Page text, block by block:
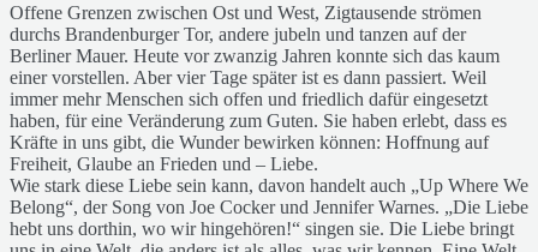
Offene Grenzen zwischen Ost und West, Zigtausende strömen
durchs Brandenburger Tor, andere jubeln und tanzen auf der
Berliner Mauer. Heute vor zwanzig Jahren konnte sich das kaum
einer vorstellen. Aber vier Tage später ist es dann passiert. Weil
immer mehr Menschen sich offen und friedlich dafür eingesetzt
haben, für eine Veränderung zum Guten. Sie haben erlebt, dass es
Kräfte in uns gibt, die Wunder bewirken können: Hoffnung auf
Freiheit, Glaube an Frieden und – Liebe.
Wie stark diese Liebe sein kann, davon handelt auch „Up Where We
Belong“, der Song von Joe Cocker und Jennifer Warnes. „Die Liebe
hebt uns dorthin, wo wir hingehören!“ singen sie. Die Liebe bringt